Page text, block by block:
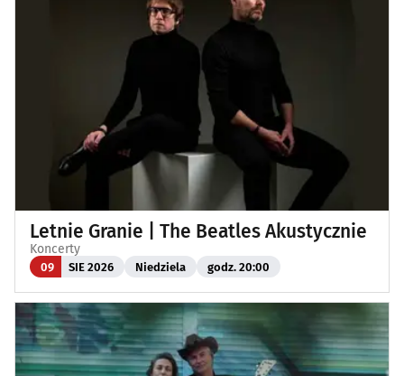
Letnie Granie | The Beatles Akustycznie
Koncerty
09 SIE 2026 Niedziela godz. 20:00